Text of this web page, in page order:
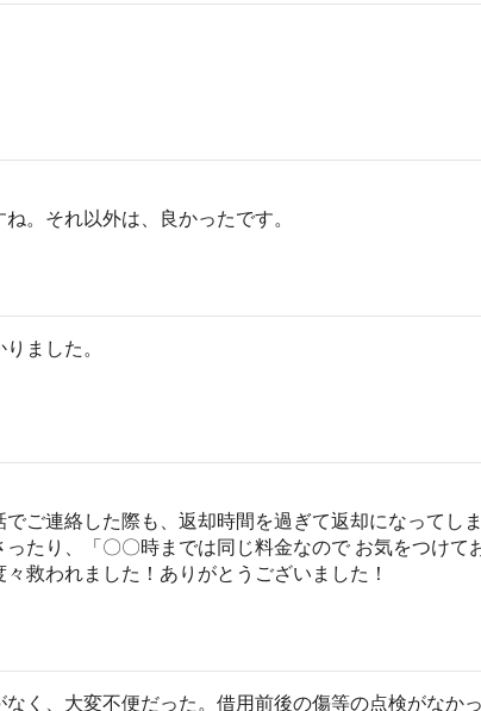
。それ以外は、良かったです。
ました。
ご連絡した際も、返却時間を過ぎて返却になってし
たり、「〇〇時までは同じ料金なので お気をつけて
救われました！ありがとうございました！
く、大変不便だった。借用前後の傷等の点検がなかっ